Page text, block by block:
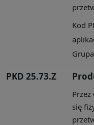
Kod
PKD 25.73.Z
się